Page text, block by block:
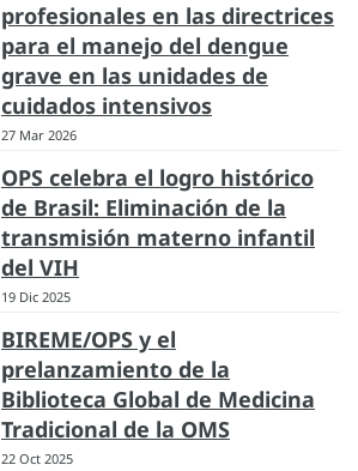
profesionales en las directrices
para el manejo del dengue
grave en las unidades de
cuidados intensivos
27 Mar 2026
OPS celebra el logro histórico
de Brasil: Eliminación de la
transmisión materno infantil
del VIH
19 Dic 2025
BIREME/OPS y el
prelanzamiento de la
Biblioteca Global de Medicina
Tradicional de la OMS
22 Oct 2025